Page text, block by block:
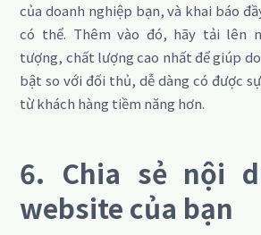
của doanh nghiệp bạn, và khai báo
có thể. Thêm vào đó, hãy tải lên
tượng, chất lượng cao nhất để giúp
bật so với đối thủ, dễ dàng có được
từ khách hàng tiềm năng hơn.
6. Chia sẻ nội
website của bạn